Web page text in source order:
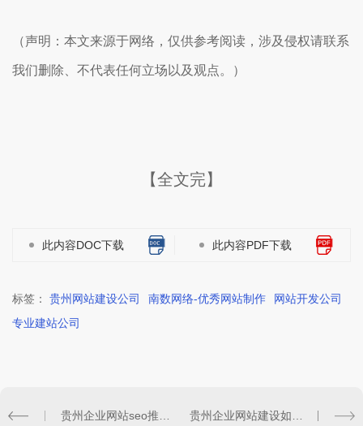
（声明：本文来源于网络，仅供参考阅读，涉及侵权请联系
我们删除、不代表任何立场以及观点。）
【全文完】
此内容DOC下载 此内容PDF下载
标签： 贵州网站建设公司 南数网络-优秀网站制作
网站开发公司
专业建站公司